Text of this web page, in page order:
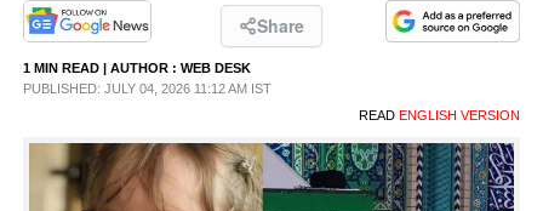
PHOTOS
LIFESTYLE
SPIRITUAL
Share
1 MIN READ | AUTHOR : WEB DESK
PUBLISHED: JULY 04, 2026 11:12 AM IST
READ ENGLISH VERSION